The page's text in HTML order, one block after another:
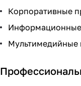
Корпоративные
Мультимедийные